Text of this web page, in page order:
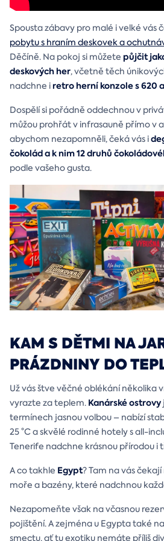
Spousta zábavy pro malé i velké vás
pobytu s hraním deskovek a
Děčíně. Na pokoj si můžete půjčit
deskových her, včetně těch
nadchne iretro herní konzole s 620
Dospělí si pořádně oddechnou v
můžou prohřát v infrasauně přímo v
abychom nezapomněli, čeká vás i
čokolád a k nim 12 druhů
podle vašeho gusta.
KAM S DĚTMI NA
PRÁZDNINY DO
Už vás štve věčné oblékání několika
vyrazte za teplem. Kanárské ostrovy
termínech jasnou volbou – nabízí
25 °C a skvělé rodinné hotely s all-
Tenerife nadchne krásnou přírodou i
A co takhle Egypt? Tam na vás
moře a bazény, které nadchnou
Nezapomeňte však na včasnou
pojištění. A zejména u Egypta také
smectu, ať tu exotiku nemáte příliš